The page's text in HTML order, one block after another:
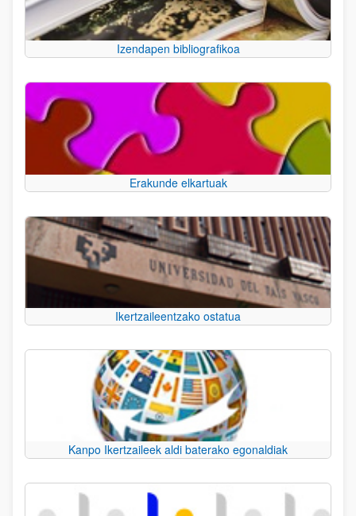
Izendapen bibliografikoa
Erakunde elkartuak
Ikertzaileentzako ostatua
Kanpo Ikertzaileek aldi baterako egonaldiak